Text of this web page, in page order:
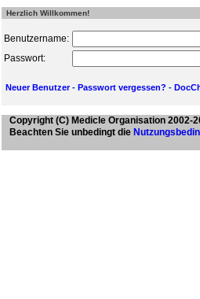
Herzlich Willkommen!
Benutzername:
Passwort:
Neuer Benutzer- Passwort vergessen? -
Copyright (C) Medicle Organisation 2002-
Beachten Sie unbedingt die